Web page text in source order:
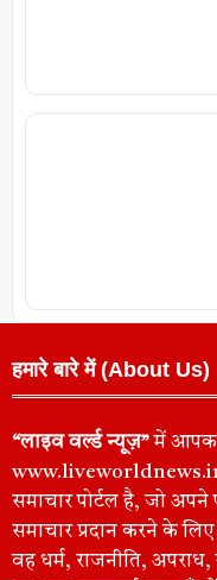
हमारे बारे में (About Us)
“लाइव वर्ल्ड न्यूज़”में
www.liveworldnews.in
समाचार पोर्टल है, जो अपने
समाचार प्रदान करने के लिए
वह धर्म, राजनीति,